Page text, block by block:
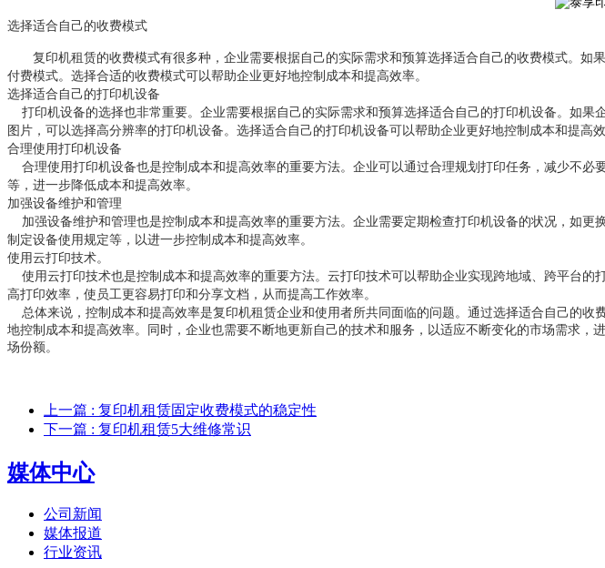
选择适合自己的收费模式
复印机租赁的收费模式有很多种，企业需要根据自己的实际需求和预算选择适合自己的收费模式。
付费模式。选择合适的收费模式可以帮助企业更好地控制成本和提高效率。
选择适合自己的打印机设备
打印机设备的选择也非常重要。企业需要根据自己的实际需求和预算选择适合自己的打印机设备。如
图片，可以选择高分辨率的打印机设备。选择适合自己的打印机设备可以帮助企业更好地控制成本和提高效
合理使用打印机设备
合理使用打印机设备也是控制成本和提高效率的重要方法。企业可以通过合理规划打印任务，减少不
等，进一步降低成本和提高效率。
加强设备维护和管理
加强设备维护和管理也是控制成本和提高效率的重要方法。企业需要定期检查打印机设备的状况，如
制定设备使用规定等，以进一步控制成本和提高效率。
使用云打印技术。
使用云打印技术也是控制成本和提高效率的重要方法。云打印技术可以帮助企业实现跨地域、跨平台
高打印效率，使员工更容易打印和分享文档，从而提高工作效率。
总体来说，控制成本和提高效率是复印机租赁企业和使用者所共同面临的问题。通过选择适合自己的
地控制成本和提高效率。同时，企业也需要不断地更新自己的技术和服务，以适应不断变化的市场需求
场份额。
上一篇 : 复印机租赁固定收费模式的稳定性
下一篇 : 复印机租赁5大维修常识
媒体中心
公司新闻
媒体报道
行业资讯